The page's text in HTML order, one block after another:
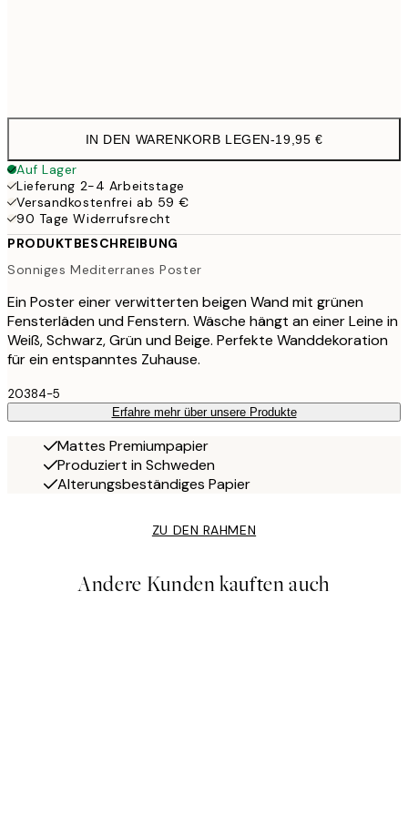
IN DEN WARENKORB LEGEN-19,95 €
Auf Lager
Lieferung 2-4 Arbeitstage
Versandkostenfrei ab 59 €
90 Tage Widerrufsrecht
PRODUKTBESCHREIBUNG
Sonniges Mediterranes Poster
Ein Poster einer verwitterten beigen Wand mit grünen
Fensterläden und Fenstern. Wäsche hängt an einer Leine in
Weiß, Schwarz, Grün und Beige. Perfekte Wanddekoration
für ein entspanntes Zuhause.
20384-5
Erfahre mehr über unsere Produkte
Mattes Premiumpapier
Produziert in Schweden
Alterungsbeständiges Papier
ZU DEN RAHMEN
Andere Kunden kauften auch